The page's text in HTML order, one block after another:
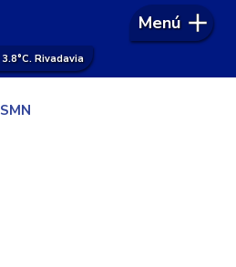
3.8°C. Rivadavia
Menú
SMN